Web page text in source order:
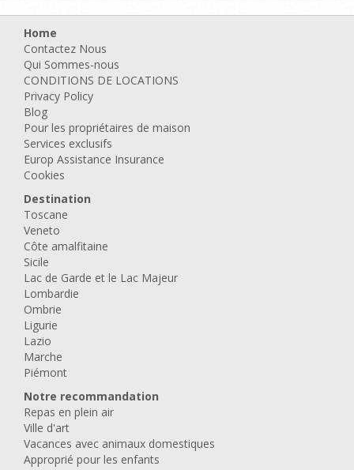
Home
Contactez Nous
Qui Sommes-nous
CONDITIONS DE LOCATIONS
Privacy Policy
Blog
Pour les propriétaires de maison
Services exclusifs
Europ Assistance Insurance
Cookies
Destination
Toscane
Veneto
Côte amalfitaine
Sicile
Lac de Garde et le Lac Majeur
Lombardie
Ombrie
Ligurie
Lazio
Marche
Piémont
Notre recommandation
Repas en plein air
Ville d'art
Vacances avec animaux domestiques
Approprié pour les enfants